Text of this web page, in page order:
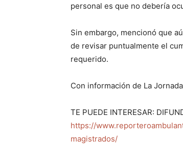
personal es que no debería
Sin embargo, mencionó que
de revisar puntualmente el
requerido.
Con información de La Jornada
TE PUEDE INTERESAR:
https://
magistrados/